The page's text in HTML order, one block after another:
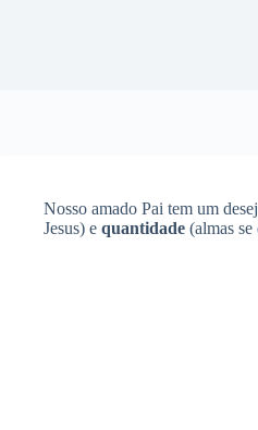
Nosso amado Pai tem um
Jesus) e quantidade (almas